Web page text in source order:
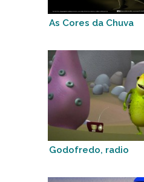
As Cores da Chuva
Godofredo, radio